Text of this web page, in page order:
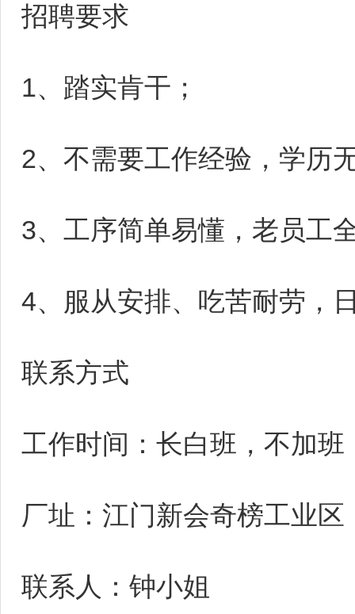
招聘要求
1、踏实肯干；
2、不需要工作经验，学历
3、工序简单易懂，老员工
4、服从安排、吃苦耐劳，
联系方式
工作时间：长白班，不加班
厂址：江门新会奇榜工业区
联系人：钟小姐